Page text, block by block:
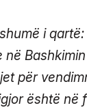
i
në
për
është në